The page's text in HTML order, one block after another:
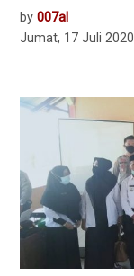
by 007al
Jumat, 17 Juli 2020